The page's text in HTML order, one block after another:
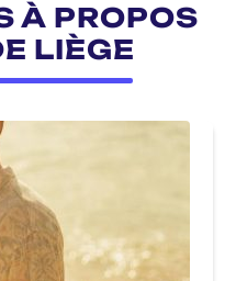
À PROPOS
LIÈGE